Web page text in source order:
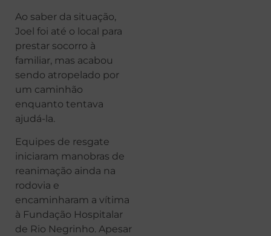
Ao saber da situação,
Joel foi até o local para
prestar socorro à
familiar, mas acabou
sendo atropelado por
um caminhão
enquanto tentava
ajudá-la.
Equipes de resgate
iniciaram manobras de
reanimação ainda na
rodovia e
encaminharam a vítima
à Fundação Hospitalar
de Rio Negrinho. Apesar